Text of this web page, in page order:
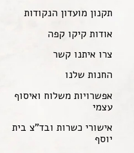
תקנון מועדון הנקודות
אודות קיקו קפה
צרו איתנו קשר
החנות שלנו
אפשרויות משלוח ואיסוף
עצמי
אישורי כשרות ובד"צ בית
יוסף